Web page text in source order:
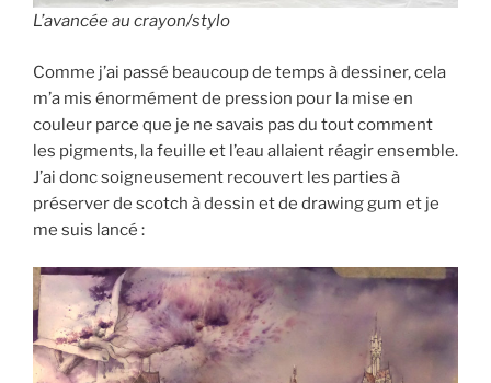
L’avancée au crayon/stylo
Comme j’ai passé beaucoup de temps à dessiner, cela
m’a mis énormément de pression pour la mise en
couleur parce que je ne savais pas du tout comment
les pigments, la feuille et l’eau allaient réagir ensemble.
J’ai donc soigneusement recouvert les parties à
préserver de scotch à dessin et de drawing gum et je
me suis lancé :